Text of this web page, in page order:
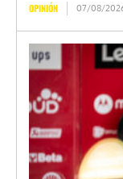
OPINIÓN 07/08/